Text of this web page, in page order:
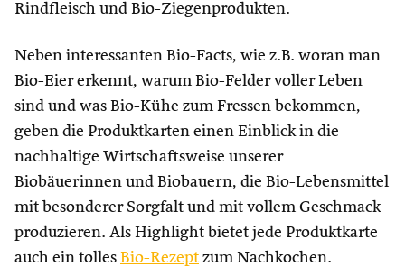
Rindfleisch und Bio-Ziegenprodukten.
Neben interessanten Bio-Facts, wie z.B. woran man
Bio-Eier erkennt, warum Bio-Felder voller Leben
sind und was Bio-Kühe zum Fressen bekommen,
geben die Produktkarten einen Einblick in die
nachhaltige Wirtschaftsweise unserer
Biobäuerinnen und Biobauern, die Bio-Lebensmittel
mit besonderer Sorgfalt und mit vollem Geschmack
produzieren. Als Highlight bietet jede Produktkarte
auch ein tolles Bio-Rezept zum Nachkochen.